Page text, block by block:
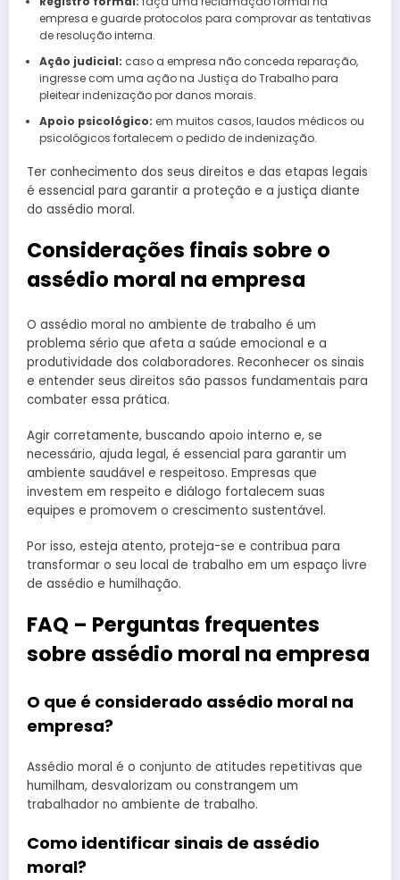
empresa e guarde protocolos para comprovar as tentativas
de resolução interna.
Ação judicial: caso a empresa não conceda reparação,
ingresse com uma ação na Justiça do Trabalho para
pleitear indenização por danos morais.
Apoio psicológico: em muitos casos, laudos médicos ou
psicológicos fortalecem o pedido de indenização.
Ter conhecimento dos seus direitos e das etapas legais
é essencial para garantir a proteção e a justiça diante
do assédio moral.
Considerações finais sobre o
assédio moral na empresa
O assédio moral no ambiente de trabalho é um
problema sério que afeta a saúde emocional e a
produtividade dos colaboradores. Reconhecer os sinais
e entender seus direitos são passos fundamentais para
combater essa prática.
Agir corretamente, buscando apoio interno e, se
necessário, ajuda legal, é essencial para garantir um
ambiente saudável e respeitoso. Empresas que
investem em respeito e diálogo fortalecem suas
equipes e promovem o crescimento sustentável.
Por isso, esteja atento, proteja-se e contribua para
transformar o seu local de trabalho em um espaço livre
de assédio e humilhação.
FAQ – Perguntas frequentes
sobre assédio moral na empresa
O que é considerado assédio moral na
empresa?
Assédio moral é o conjunto de atitudes repetitivas que
humilham, desvalorizam ou constrangem um
trabalhador no ambiente de trabalho.
Como identificar sinais de assédio
moral?